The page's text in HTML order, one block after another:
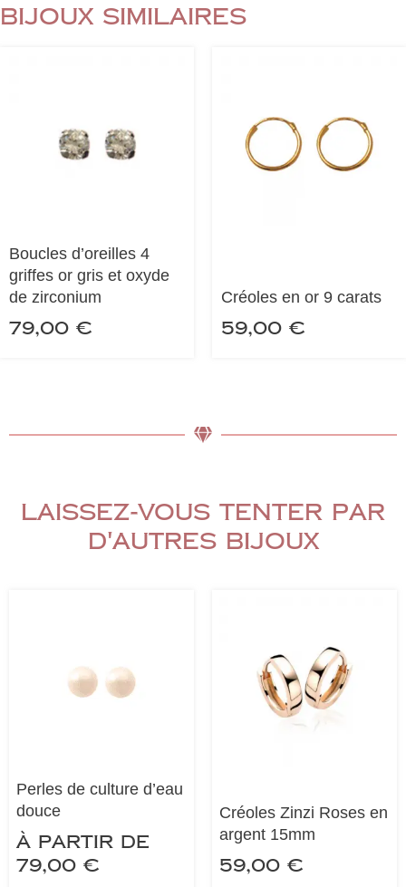
Bijoux similaires
Boucles d’oreilles 4
griffes or gris et oxyde
de zirconium
79,00 €
Créoles en or 9 carats
59,00 €
Laissez-vous tenter par
d'autres bijoux
Perles de culture d’eau
douce
À partir de
79,00 €
Créoles Zinzi Roses en
argent 15mm
59,00 €